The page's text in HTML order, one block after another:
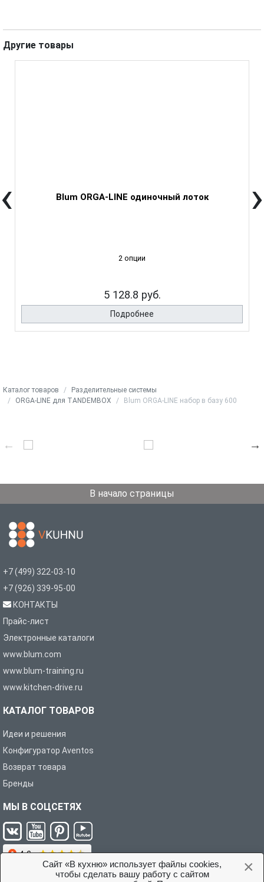
×
Сайт «В кухню» использует файлы cookies,
чтобы сделать вашу работу с сайтом
Другие товары
Blum ORGA-LINE одиночный лоток
2 опции
5 128.8 руб.
Подробнее
‹ ›
Каталог товаров
Разделительные системы
ORGA-LINE для TANDEMBOX
Blum ORGA-LINE набор в базу 600
В начало страницы
+7 (499) 322-03-10
+7 (926) 339-95-00
КОНТАКТЫ
Прайс-лист
Электронные каталоги
www.blum.com
www.blum-training.ru
www.kitchen-drive.ru
КАТАЛОГ ТОВАРОВ
Идеи и решения
Конфигуратор Aventos
Возврат товара
Бренды
МЫ В СОЦСЕТЯХ